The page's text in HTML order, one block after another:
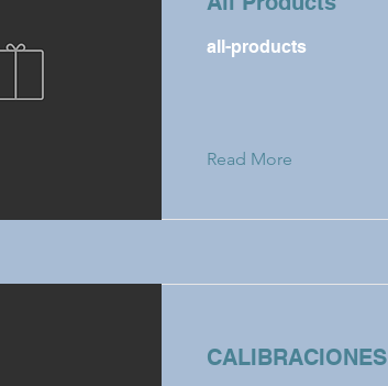
all-products
Read More
CALIBRACIONES